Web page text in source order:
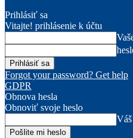
Prihlásiť sa
Vitajte! prihlásenie k účtu
Forgot your password? Get help
GDPR
Obnova hesla
Obnoviť svoje heslo